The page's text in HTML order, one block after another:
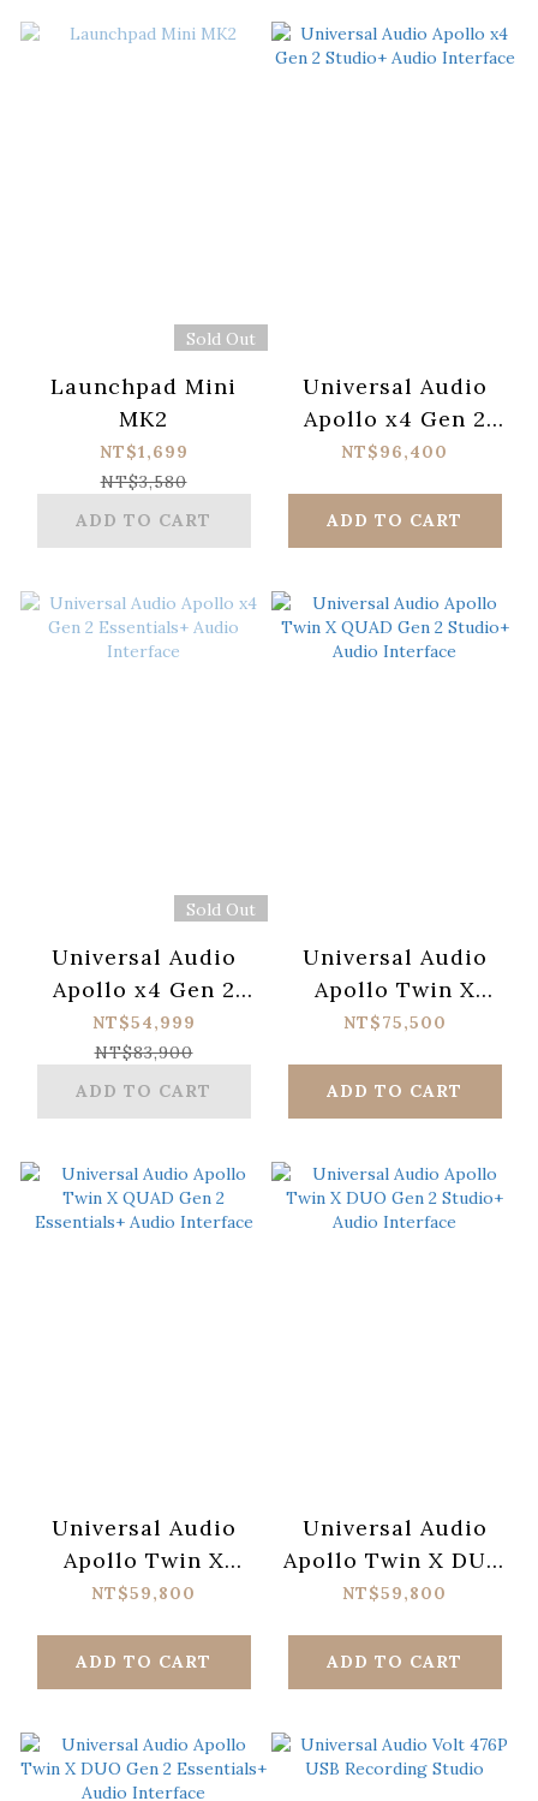
Sold Out
Launchpad Mini
MK2
NT$1,699
NT$3,580
ADD TO CART
Universal Audio
Apollo x4 Gen 2
Studio+ Audio
NT$96,400
ADD TO CART
Sold Out
Universal Audio
Apollo x4 Gen 2
Essentials+ Audio
Interface
NT$54,999
NT$83,900
ADD TO CART
Universal Audio
Apollo Twin X
QUAD Gen 2
Interface
NT$75,500
ADD TO CART
Universal Audio
Apollo Twin X
QUAD Gen 2
Interface
NT$59,800
ADD TO CART
Universal Audio
Apollo Twin X DUO
Gen 2 Studio+
NT$59,800
ADD TO CART